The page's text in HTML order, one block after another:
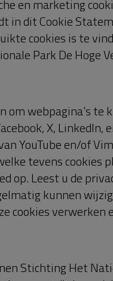
van het
Park De Hoge
bezoekers de
Google hiertoe
Stichting
Nationale Park De
voor andere
geanonimiseerd.
naar en
het EU-U.S. en
van het U.S.
omgaat
van
maakt voor